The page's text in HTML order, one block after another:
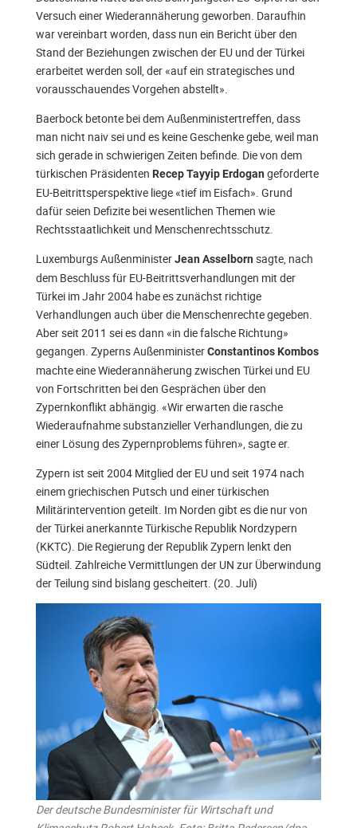
Versuch einer Wiederannäherung geworben. Daraufhin
war vereinbart worden, dass nun ein Bericht über den
Stand der Beziehungen zwischen der EU und der Türkei
erarbeitet werden soll, der «auf ein strategisches und
vorausschauendes Vorgehen abstellt».
Baerbock betonte bei dem Außenministertreffen, dass
man nicht naiv sei und es keine Geschenke gebe, weil man
sich gerade in schwierigen Zeiten befinde. Die von dem
türkischen Präsidenten Recep Tayyip Erdogan geforderte
EU-Beitrittsperspektive liege «tief im Eisfach». Grund
dafür seien Defizite bei wesentlichen Themen wie
Rechtsstaatlichkeit und Menschenrechtsschutz.
Luxemburgs AußenministerJean Asselborn sagte, nach
dem Beschluss für EU-Beitrittsverhandlungen mit der
Türkei im Jahr 2004 habe es zunächst richtige
Verhandlungen auch über die Menschenrechte gegeben.
Aber seit 2011 sei es dann «in die falsche Richtung»
gegangen. Zyperns AußenministerConstantinos Kombos
machte eine Wiederannäherung zwischen Türkei und EU
von Fortschritten bei den Gesprächen über den
Zypernkonflikt abhängig. «Wir erwarten die rasche
Wiederaufnahme substanzieller Verhandlungen, die zu
einer Lösung des Zypernproblems führen», sagte er.
Zypern ist seit 2004 Mitglied der EU und seit 1974 nach
einem griechischen Putsch und einer türkischen
Militärintervention geteilt. Im Norden gibt es die nur von
der Türkei anerkannte Türkische Republik Nordzypern
(KKTC). Die Regierung der Republik Zypern lenkt den
Südteil. Zahlreiche Vermittlungen der UN zur Überwindung
der Teilung sind bislang gescheitert. (20. Juli)
Der deutsche Bundesminister für Wirtschaft und